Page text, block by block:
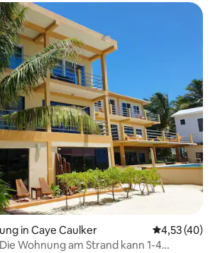
in Caye Caulker
4,53 (40)
Wohnung am Strand kann 1-4